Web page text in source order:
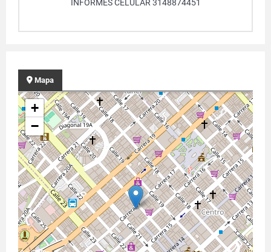
INFORMES CELULAR 3148874451
Mapa
+
−